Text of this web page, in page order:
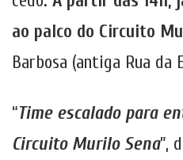
ao palco do Circuito
Barbosa (antiga Rua da
“Time escalado para
Circuito Murilo Sena”,